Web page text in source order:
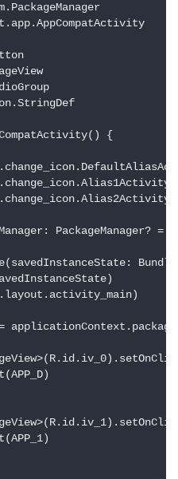
{
PackageManager? =